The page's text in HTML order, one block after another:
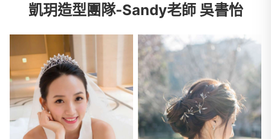
凱玥造型團隊-Sandy老師 吳書怡